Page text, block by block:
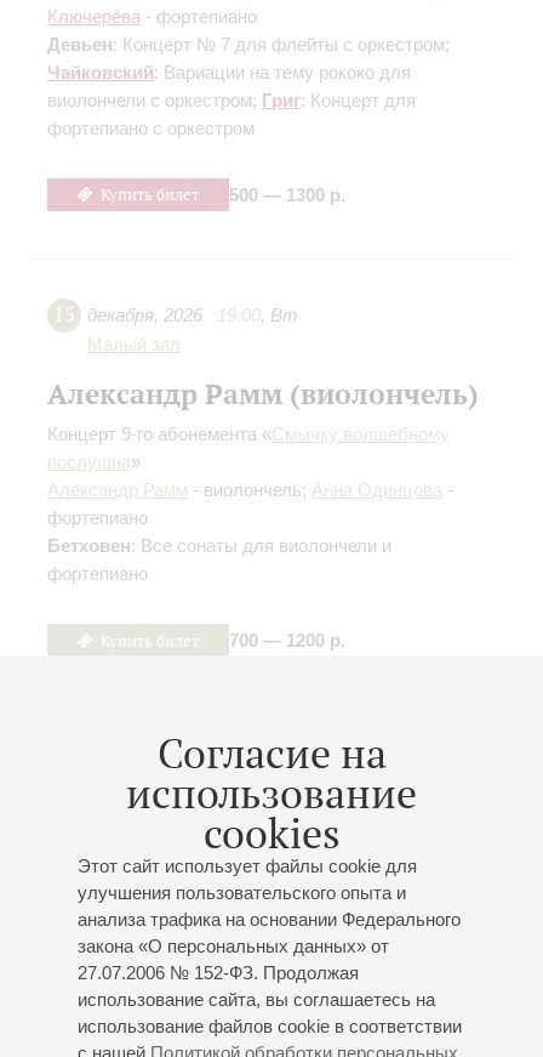
Согласие на
использование
cookies
Этот сайт использует файлы cookie для
улучшения пользовательского опыта и
анализа трафика на основании Федерального
закона «О персональных данных» от
27.07.2006 № 152-ФЗ. Продолжая
использование сайта, вы соглашаетесь на
использование файлов cookie в соответствии
с нашей Политикой обработки персональных
Ключерёва - фортепиано
Девьен: Концерт № 7 для флейты с оркестром;
Чайковский: Вариации на тему рококо для
виолончели с оркестром; Григ: Концерт для
фортепиано с оркестром
Купить билет 500 — 1300 р.
15 декабря, 2026 19:00, Вт
Малый зал
Александр Рамм (виолончель)
Концерт 9-го абонемента «Смычку волшебному
послушна»
Александр Рамм - виолончель; Анна Одинцова -
фортепиано
Бетховен: Все сонаты для виолончели и
фортепиано
Купить билет 700 — 1200 р.
2027 20:00,Чт
Большой зал
Шостакович. Концерт № 2 для
виолончели с оркестром
Концерт 5-го абонемента «DSCH – код
Шостаковича»
К 120-летию со дня рождения композитора
Заслуженный коллектив России академический
симфонический оркестр филармонии